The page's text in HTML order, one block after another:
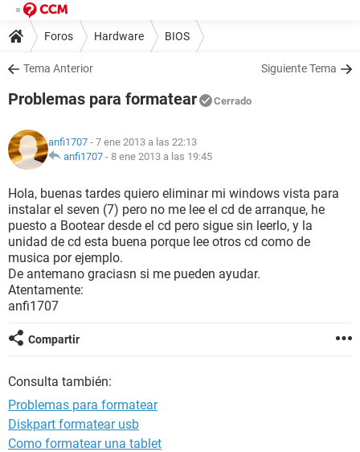
Foros Hardware BIOS
Tema Anterior Siguiente Tema
Problemas para formatear Cerrado
anfi1707 - 7 ene 2013 a las 22:13
anfi1707 - 8 ene 2013 a las 19:45
Hola, buenas tardes quiero eliminar mi windows vista para
instalar el seven (7) pero no me lee el cd de arranque, he
puesto a Bootear desde el cd pero sigue sin leerlo, y la
unidad de cd esta buena porque lee otros cd como de
musica por ejemplo.
De antemano graciasn si me pueden ayudar.
Atentamente:
anfi1707
Compartir
Consulta también:
Problemas para formatear
Diskpart formatear usb
Como formatear una tablet